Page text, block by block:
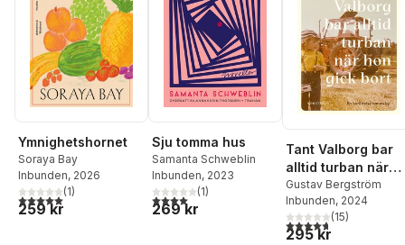
Ymnighetshornet
Soraya Bay
Inbunden, 2026
5,0utav 5 stjärnor. Totalt antal röster:
(1)
259 kr
Sju tomma hus
Samanta Schweblin
Inbunden, 2023
4,0utav 5 stjärnor. Totalt antal röster:
(1)
269 kr
Tant Valborg bar
alltid turban när
hon gick bort : en
berättelse om en
by
Gustav Bergström
Inbunden, 2024
4,7utav 5 stjärnor.
(15)
295 kr